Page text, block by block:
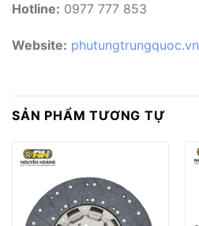
Hotline: 0977 777 853
Website: phutungtrungquoc.vn
SẢN PHẨM TƯƠNG TỰ